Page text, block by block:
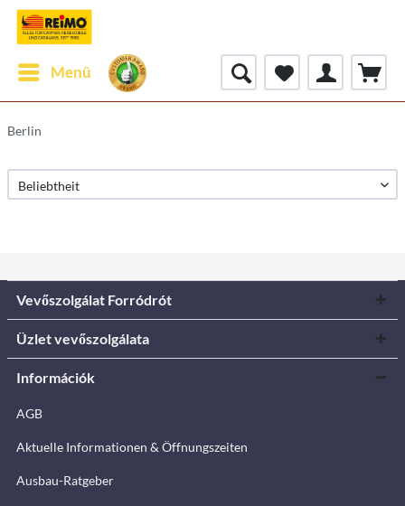
Menü
Berlin
Vevőszolgálat Forródrót
Üzlet vevőszolgálata
Információk
AGB
Aktuelle Informationen & Öffnungszeiten
Ausbau-Ratgeber